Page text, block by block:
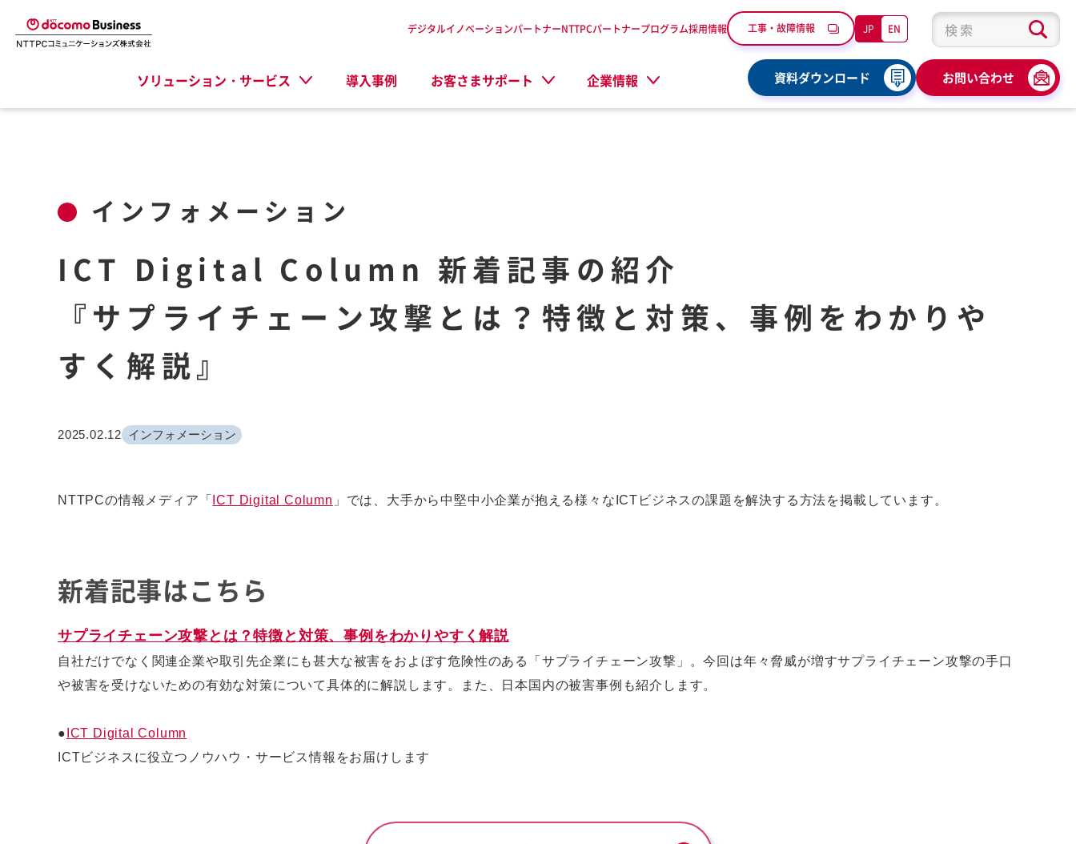
検索キーワード入力
ソリューション・サービス 導入事例 お客さまサポート 企業情報
デジタルイノベーションパートナーNTTPCパートナープログラム採用情報 工事・故障情報 JP EN
資料ダウンロード お問い合わせ
インフォメーション
ICT Digital Column 新着記事の紹介
『サプライチェーン攻撃とは？特徴と対策、事例をわかりや
すく解説』
2025.02.12 インフォメーション
NTTPCの情報メディア「 ICT Digital Column 」では、大手から中堅中小企業が抱える様々なICTビジネスの課題を解決する方法を掲載しています。
新着記事はこちら
サプライチェーン攻撃とは？特徴と対策、事例をわかりやすく解説
自社だけでなく関連企業や取引先企業にも甚大な被害をおよぼす危険性のある「サプライチェーン攻撃」。今回は年々脅威が増すサプライチェーン攻撃の手口
や被害を受けないための有効な対策について具体的に解説します。また、日本国内の被害事例も紹介します。
● ICT Digital Column
ICTビジネスに役立つノウハウ・サービス情報をお届けします